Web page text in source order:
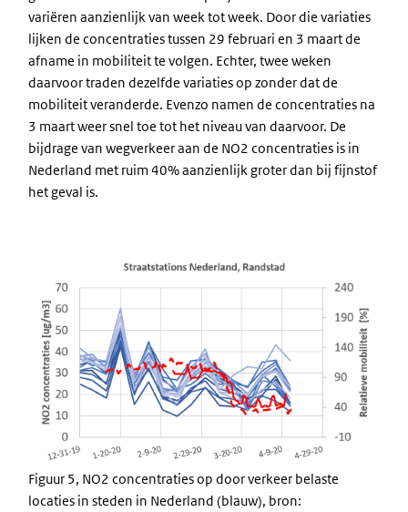
variëren aanzienlijk van week tot week. Door die variaties
lijken de concentraties tussen 29 februari en 3 maart de
afname in mobiliteit te volgen. Echter, twee weken
daarvoor traden dezelfde variaties op zonder dat de
mobiliteit veranderde. Evenzo namen de concentraties na
3 maart weer snel toe tot het niveau van daarvoor. De
bijdrage van wegverkeer aan de NO2 concentraties is in
Nederland met ruim 40% aanzienlijk groter dan bij fijnstof
het geval is.
Figuur 5, NO2 concentraties op door verkeer belaste
locaties in steden in Nederland (blauw), bron: